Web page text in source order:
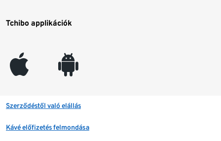
Tchibo applikációk
appleinc android
Szerződéstől való elállás
Kávé előfizetés felmondása